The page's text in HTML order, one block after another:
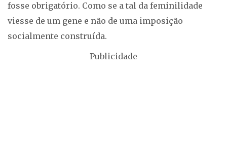
fosse obrigatório. Como se a tal da feminilidade
viesse de um gene e não de uma imposição
socialmente construída.
Publicidade